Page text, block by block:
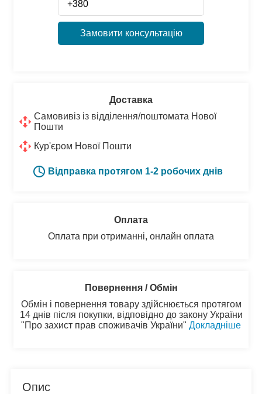
Замовити консультацію
Доставка
Самовивіз із відділення/поштомата Нової
Пошти
Кур'єром Нової Пошти
Відправка протягом 1-2 робочих днів
Оплата
Оплата при отриманні, онлайн оплата
Повернення / Обмін
Обмін і повернення товару здійснюється протягом
14 днів після покупки, відповідно до закону України
"Про захист прав споживачів України" Докладніше
Опис